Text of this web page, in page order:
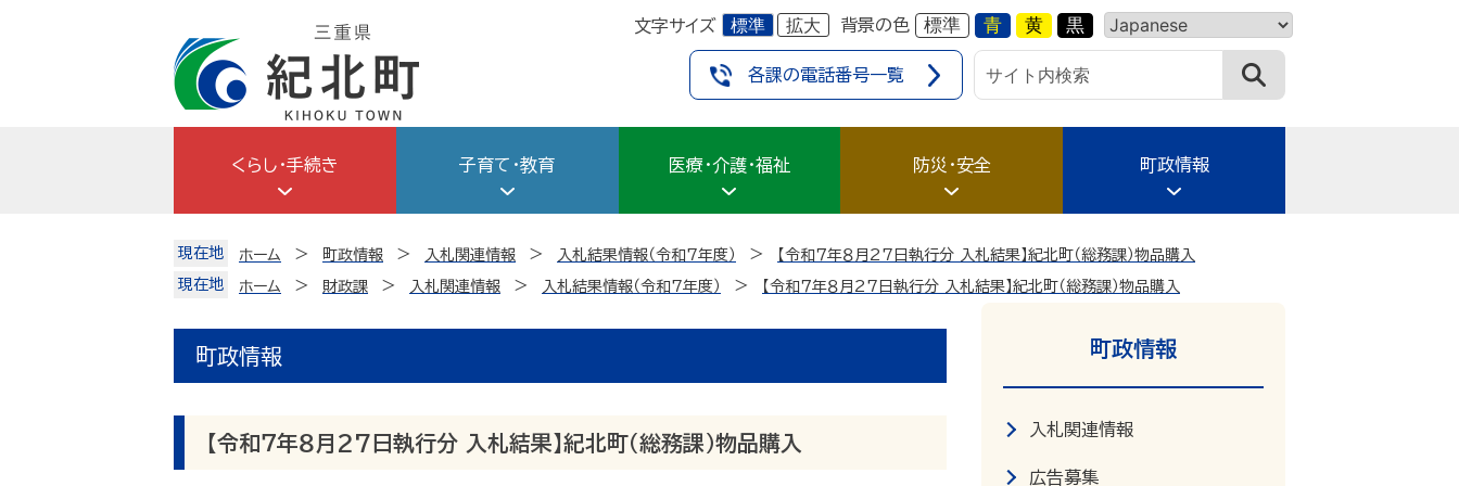
文字サイズ 標準 拡大 背景の色 標準 青 黄 黒
各課の電話番号一覧
くらし・手続き 子育て・教育 医療・介護・福祉 防災・安全 町政情報
現在地 ホーム 町政情報 入札関連情報 入札結果情報（令和7年度）
【令和７年８月27日執行分 入札結果】紀北町（総務課）物品購入
現在地
ホーム 財政課 入札関連情報 入札結果情報（令和7年度） 【令和７年８月27日執行分 入札結果】紀北町（総務課）物品購入
町政情報
【令和７年８月27日執行分 入札結果】紀北町（総務課）物品購入
町政情報
入札関連情報
広告募集